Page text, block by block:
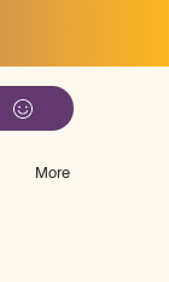
More